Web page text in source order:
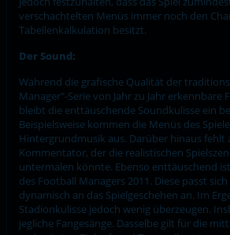
verschachtelten Menüs immer noch den
Tabellenkalkulation besitzt.
Der Sound:
Während die grafische Qualität der
Manager"-Serie von Jahr zu Jahr erkennbare
bleibt die enttäuschende Soundkulisse ein
Beispielsweise kommen die Menüs des
Hintergrundmusik aus. Darüber hinaus fehlt
Kommentator, der die realistischen
untermalen könnte. Ebenso enttäuschend
des Football Managers 2011. Diese passt
dynamisch an das Spielgeschehen an. Im
Stadionkulisse jedoch wenig überzeugen.
jegliche Fangesänge. Dasselbe gilt für die